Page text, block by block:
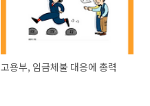
고용부, 임금체불 대응에 총력